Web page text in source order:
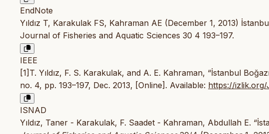
EndNote
Yıldız T, Karakulak FS, Kahraman AE (December 1, 2013) İstanbul
Journal of Fisheries and Aquatic Sciences 30 4 193–197.
IEEE
[1]T. Yıldız, F. S. Karakulak, and A. E. Kahraman, “İstanbul
no. 4, pp. 193–197, Dec. 2013, [Online]. Available: https://
ISNAD
Yıldız, Taner - Karakulak, F. Saadet - Kahraman, Abdullah E.